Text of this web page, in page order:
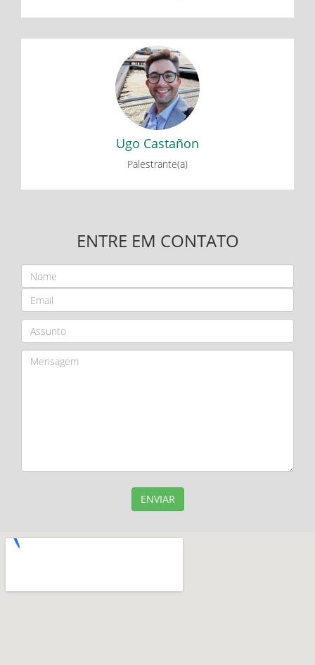
Ugo Castañon
Palestrante(a)
Ugo Castañon
Fenômenos Emergentes no Transporte por Bicicleta:
Inovação e Sustentabilidade
ENTRE EM CONTATO
ENVIAR